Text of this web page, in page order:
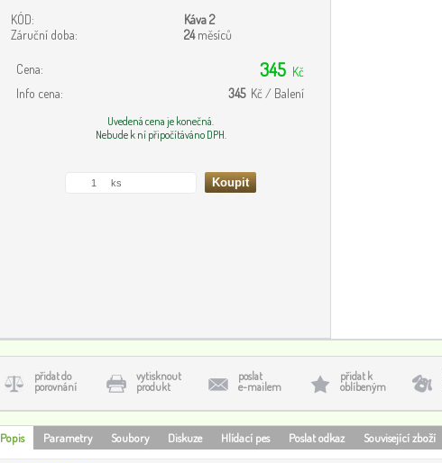
KÓD:
Káva 2
Záruční doba:
24měsíců
Cena: 345 Kč
Info cena:
345 Kč / Balení
Uvedená cena je konečná.
Nebude k ní připočítáváno DPH.
přidat do
porovnání
vytisknout
produkt
poslat
e-mailem
přidat k
oblíbeným
Popis Parametry Soubory Diskuze Hlídací pes Poslat odkaz Související zboží